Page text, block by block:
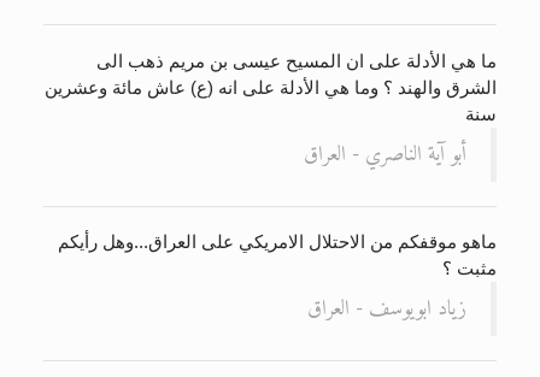
ما هي الأدلة على ان المسيح عيسى بن مريم ذهب الى
الشرق والهند ؟ وما هي الأدلة على انه (ع) عاش مائة وعشرين
سنة
أبو آية الناصري - العراق
ماهو موقفكم من الاحتلال الامريكي على العراق...وهل رأيكم
مثبت ؟
زياد ابويوسف - العراق